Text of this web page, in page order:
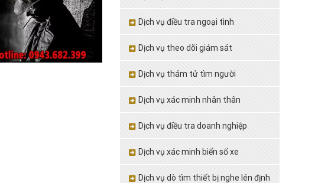
Dịch vụ điều tra ngoại tình
Dịch vụ theo dõi giám sát
Dịch vụ thám tử tìm người
Dịch vụ xác minh nhân thân
Dịch vụ điều tra doanh nghiệp
Dịch vụ xác minh biển số xe
Dịch vụ dò tìm thiết bị nghe lén định